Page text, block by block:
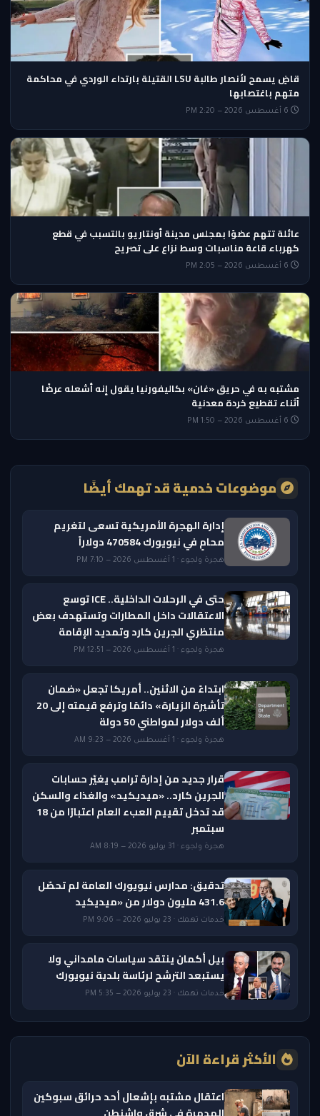
قاضٍ يسمح لأنصار طالبة LSU القتيلة بارتداء الوردي في محاكمة
متهم باغتصابها
عائلة تتهم عضوًا بمجلس مدينة أونتاريو بالتسبب في قطع
كهرباء قاعة مناسبات وسط نزاع على تصريح
مشتبه به في حريق «غان» بكاليفورنيا يقول إنه أشعله عرضًا
أثناء تقطيع خردة معدنية
موضوعات خدمية قد تهمك أيضًا
إدارة الهجرة الأمريكية تسعى لتغريم
محامٍ في نيويورك 470584 دولاراً
هجرة ولجوء · 1 أغسطس 2026 — 7:10 PM
حتى في الرحلات الداخلية.. ICE توسع
الاعتقالات داخل المطارات وتستهدف بعض
منتظري الجرين كارد وتمديد الإقامة
هجرة ولجوء · 1 أغسطس 2026 — 12:51 PM
ابتداءً من الاثنين.. أمريكا تجعل «ضمان
تأشيرة الزيارة» دائمًا وترفع قيمته إلى 20
ألف دولار لمواطني 50 دولة
هجرة ولجوء · 1 أغسطس 2026 — 9:23 AM
قرار جديد من إدارة ترامب يغيّر حسابات
الجرين كارد.. «ميديكيد» والغذاء والسكن
قد تدخل تقييم العبء العام اعتبارًا من 18
سبتمبر
هجرة ولجوء · 31 يوليو 2026 — 8:19 AM
تدقيق: مدارس نيويورك العامة لم تحصّل
431.6 مليون دولار من «ميديكيد
خدمات تهمك · 23 يوليو 2026 — 9:06 PM
بيل أكمان ينتقد سياسات مامداني ولا
يستبعد الترشح لرئاسة بلدية نيويورك
خدمات تهمك · 23 يوليو 2026 — 5:35 PM
الأكثر قراءة الآن
اعتقال مشتبه بإشعال أحد حرائق سبوكين